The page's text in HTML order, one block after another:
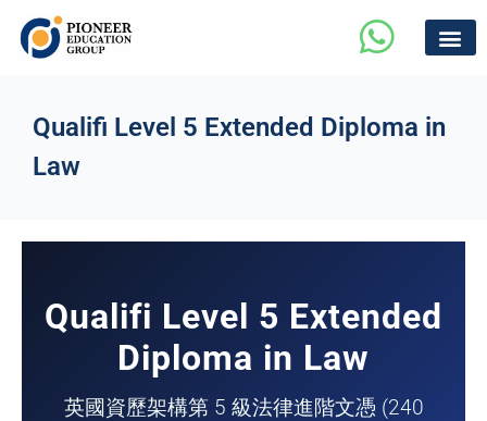
Qualifi Level 5 Extended Diploma in
Law
Qualifi Level 5 Extended
Diploma in Law
英國資歷架構第 5 級法律進階文憑 (240